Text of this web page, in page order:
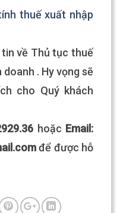
thuế xuất nhập
về Thủ tục thuế
. Hy vọng sẽ
cho Quý khách
hoặc Email:
để được hỗ